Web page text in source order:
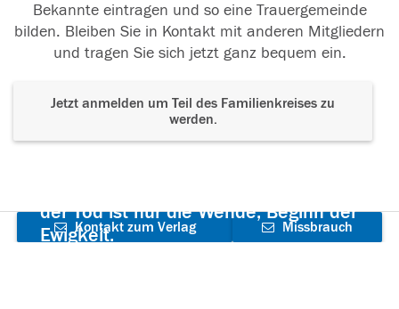
Bekannte eintragen und so eine Trauergemeinde
bilden. Bleiben Sie in Kontakt mit anderen Mitgliedern
und tragen Sie sich jetzt ganz bequem ein.
Jetzt anmelden um Teil des Familienkreises zu
werden.
der Tod ist nur die Wende, Beginn der
Ewigkeit.
Kontakt zum Verlag
Missbrauch